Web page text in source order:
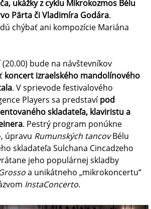
ukážky z cyklu Mikrokozmos Bélu
Pärta či Vladimíra Godára.
chýbať ani kompozície Mariána
bude na návštevníkov
koncert izraelského mandolínového
. V sprievode festivalového
Players sa predstavípod
skladateľa, klaviristu a
. Pestrý program ponúkne
úpravu Rumunských tancovBélu
skladateľa Sulchana Cincadzeho
jeho populárnej skladby
a unikátneho „mikrokoncertu“
InstaConcerto.